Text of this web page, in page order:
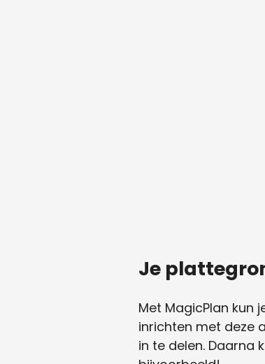
Je
Met MagicPlan kun
inrichten met deze
in te delen. Daarna